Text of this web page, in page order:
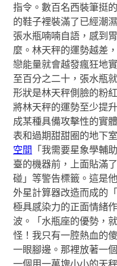
指令。數百名西裝筆挺
的鞋子裡裝滿了已經潮
張水瓶喃喃自語，感到
麼。林天秤的運勢越差
戀能量就會越發瘋狂地
至百分之二十，張水瓶
形狀是林天秤側臉的粉
將林天秤的運勢至少提
成某種具備攻擊性的實
表和過期甜甜圈的地下
空間 「我需要星象學輔
臺的機器前，上面貼滿
碰」等警告標籤。這是
外星計算器改造而成的
極具感染力的正面情緒
波。「水瓶座的優勢，
怪！我只有一腔熱血的
一眼腳邊。那裡放著一
一個用一萬塊小小的天